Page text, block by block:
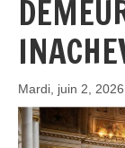
Mardi, juin 2,